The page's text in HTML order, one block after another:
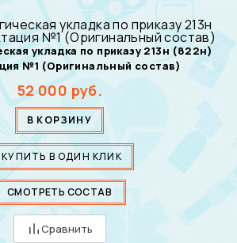
укладка по приказу 213н (822н)
№1 (Оригинальный состав)
52 000 руб.
В КОРЗИНУ
КУПИТЬ В ОДИН КЛИК
СМОТРЕТЬ СОСТАВ
Сравнить